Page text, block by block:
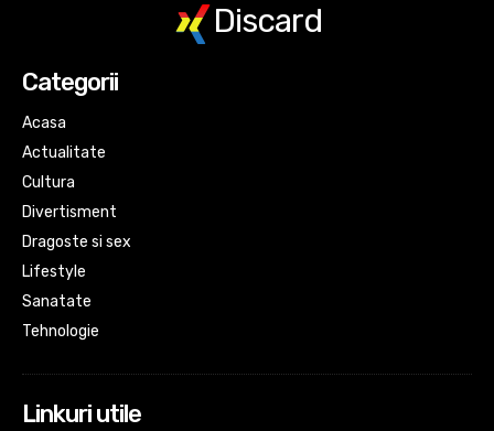
Discard
Categorii
Acasa
Actualitate
Cultura
Divertisment
Dragoste si sex
Lifestyle
Sanatate
Tehnologie
Linkuri utile